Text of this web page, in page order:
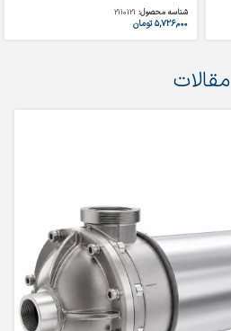
شناسه محصول: 2110121
۵,۷۲۶,۰۰۰ تومان
مقالات